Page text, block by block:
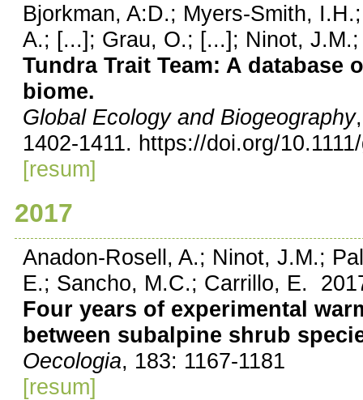
Bjorkman, A:D.; Myers-Smith,
A.; [...]; Grau, O.; [...]; Ninot,
Tundra Trait Team: A
biome.
Global Ecology and Biogeography
1402-1411. https://doi.org/
[resum]
2017
Anadon-Rosell, A.; Ninot, J.M.;
E.; Sancho, M.C.; Carrillo, E.
Four years of experimental
between subalpine shrub
Oecologia, 183: 1167-1181
[resum]